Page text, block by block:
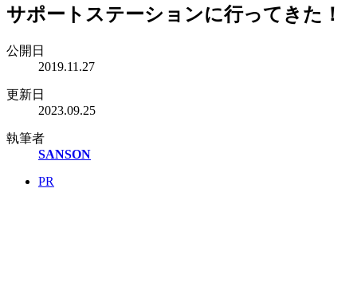
サポートステーションに行ってきた！
公開日
2019.11.27
更新日
2023.09.25
執筆者
SANSON
PR